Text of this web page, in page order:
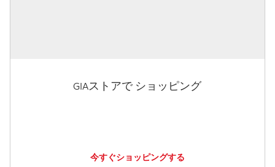
GIAストアで ショッピング
今すぐショッピングする